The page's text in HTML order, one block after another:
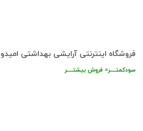
فروشگاه اینترنتی آرایشی بهداشتی
سودکمتــــر= فروش بیشتــــر